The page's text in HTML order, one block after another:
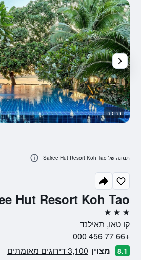
Hut Resort Koh Tao
3 כוכבים
קו טאו, תאילנד
+66 77 456 000
8.1 מצוין 3,100 דירוגים מאומתים
בריכה
תמונה של Sairee Hut Resort Koh Tao